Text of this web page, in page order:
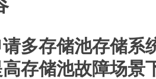
多存储池存储系
存储池故障场景